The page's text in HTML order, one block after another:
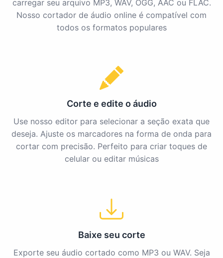
carregar seu arquivo MP3, WAV, OGG, AAC ou FLAC.
Nosso cortador de áudio online é compatível com
todos os formatos populares
Corte e edite o áudio
Use nosso editor para selecionar a seção exata que
deseja. Ajuste os marcadores na forma de onda para
cortar com precisão. Perfeito para criar toques de
celular ou editar músicas
Baixe seu corte
Exporte seu áudio cortado como MP3 ou WAV. Seja